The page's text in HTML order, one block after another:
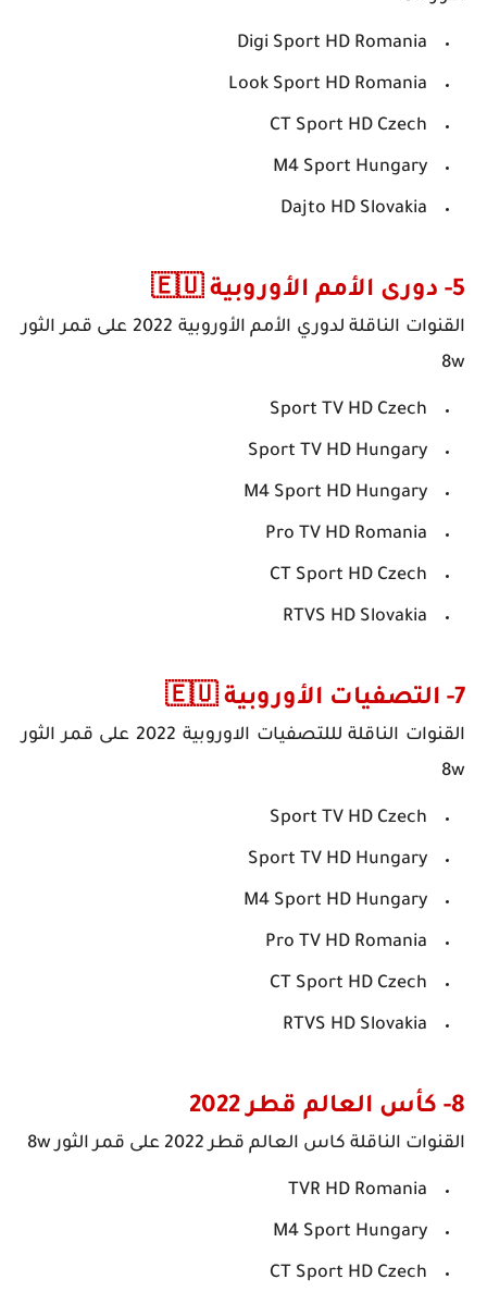
Digi Sport HD Romania
Look Sport HD Romania
CT Sport HD Czech
M4 Sport Hungary
Dajto HD Slovakia
5- دورى الأمم الأوروبية 🇪🇺
القنوات الناقلة لدوري الأمم الأوروبية 2022 على قمر الثور
8w
Sport TV HD Czech
Sport TV HD Hungary
M4 Sport HD Hungary
Pro TV HD Romania
CT Sport HD Czech
RTVS HD Slovakia
7- التصفيات الأوروبية 🇪🇺
القنوات الناقلة لللتصفيات الاوروبية 2022 على قمر الثور
8w
Sport TV HD Czech
Sport TV HD Hungary
M4 Sport HD Hungary
Pro TV HD Romania
CT Sport HD Czech
RTVS HD Slovakia
8- كأس العالم قطر 2022
القنوات الناقلة كاس العالم قطر 2022 على قمر الثور 8w
TVR HD Romania
M4 Sport Hungary
CT Sport HD Czech